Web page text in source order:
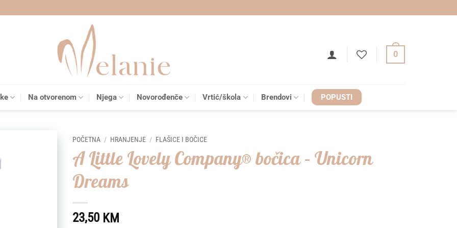
0
Na otvorenom Njega Novorođenče Vrtić/škola Brendovi POPUSTI
POČETNA / HRANJENJE / FLAŠICE I BOČICE
A Little Lovely Company® bočica – Unicorn
Dreams
23,50 KM